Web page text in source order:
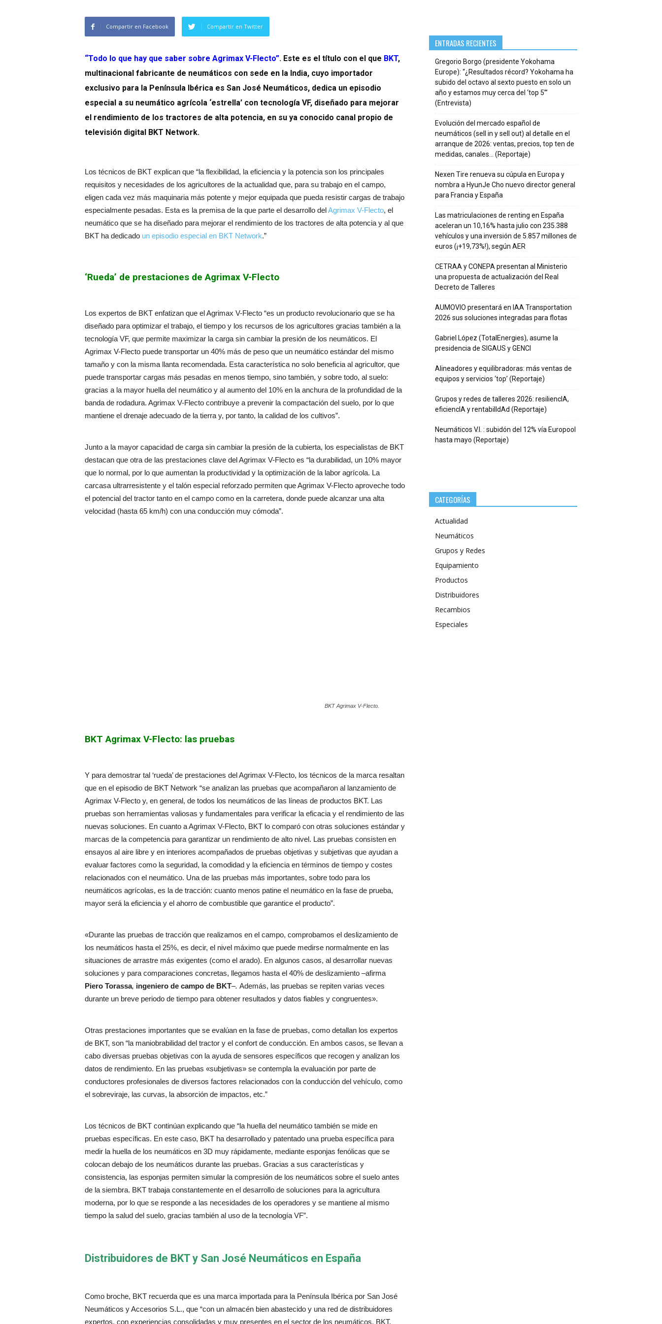
Compartir en Facebook Compartir en Twitter
“Todo lo que hay que saber sobre Agrimax V-Flecto”. Este es el título con el que BKT,
multinacional fabricante de neumáticos con sede en la India, cuyo importador
exclusivo para la Península Ibérica es San José Neumáticos, dedica un episodio
especial a su neumático agrícola ‘estrella’ con tecnología VF, diseñado para mejorar
el rendimiento de los tractores de alta potencia, en su ya conocido canal propio de
televisión digital BKT Network.
Los técnicos de BKT explican que “la flexibilidad, la eficiencia y la potencia son los principales
requisitos y necesidades de los agricultores de la actualidad que, para su trabajo en el campo,
eligen cada vez más maquinaria más potente y mejor equipada que pueda resistir cargas de trabajo
especialmente pesadas. Esta es la premisa de la que parte el desarrollo delAgrimax V-Flecto, el
neumático que se ha diseñado para mejorar el rendimiento de los tractores de alta potencia y al que
BKT ha dedicado un episodio especial en BKT Network.”
‘Rueda’ de prestaciones de Agrimax V-Flecto
Los expertos de BKT enfatizan que el Agrimax V-Flecto “es un producto revolucionario que se ha
diseñado para optimizar el trabajo, el tiempo y los recursos de los agricultores gracias también a la
tecnología VF, que permite maximizar la carga sin cambiar la presión de los neumáticos. El
Agrimax V-Flecto puede transportar un 40% más de peso que un neumático estándar del mismo
tamaño y con la misma llanta recomendada. Esta característica no solo beneficia al agricultor, que
puede transportar cargas más pesadas en menos tiempo, sino también, y sobre todo, al suelo:
gracias a la mayor huella del neumático y al aumento del 10% en la anchura de la profundidad de la
banda de rodadura. Agrimax V-Flecto contribuye a prevenir la compactación del suelo, por lo que
mantiene el drenaje adecuado de la tierra y, por tanto, la calidad de los cultivos”.
Junto a la mayor capacidad de carga sin cambiar la presión de la cubierta, los especialistas de BKT
destacan que otra de las prestaciones clave del Agrimax V-Flecto es “la durabilidad, un 10% mayor
que lo normal, por lo que aumentan la productividad y la optimización de la labor agrícola. La
carcasa ultrarresistente y el talón especial reforzado permiten que Agrimax V-Flecto aproveche todo
el potencial del tractor tanto en el campo como en la carretera, donde puede alcanzar una alta
velocidad (hasta 65 km/h) con una conducción muy cómoda”.
BKT Agrimax V-Flecto.
BKT Agrimax V-Flecto: las pruebas
Y para demostrar tal ‘rueda’ de prestaciones del Agrimax V-Flecto, los técnicos de la marca resaltan
que en el episodio de BKT Network “se analizan las pruebas que acompañaron al lanzamiento de
Agrimax V-Flecto y, en general, de todos los neumáticos de las líneas de productos BKT. Las
pruebas son herramientas valiosas y fundamentales para verificar la eficacia y el rendimiento de las
nuevas soluciones. En cuanto a Agrimax V-Flecto, BKT lo comparó con otras soluciones estándar y
marcas de la competencia para garantizar un rendimiento de alto nivel. Las pruebas consisten en
ensayos al aire libre y en interiores acompañados de pruebas objetivas y subjetivas que ayudan a
evaluar factores como la seguridad, la comodidad y la eficiencia en términos de tiempo y costes
relacionados con el neumático. Una de las pruebas más importantes, sobre todo para los
neumáticos agrícolas, es la de tracción: cuanto menos patine el neumático en la fase de prueba,
mayor será la eficiencia y el ahorro de combustible que garantice el producto”.
«Durante las pruebas de tracción que realizamos en el campo, comprobamos el deslizamiento de
los neumáticos hasta el 25%, es decir, el nivel máximo que puede medirse normalmente en las
situaciones de arrastre más exigentes (como el arado). En algunos casos, al desarrollar nuevas
soluciones y para comparaciones concretas, llegamos hasta el 40% de deslizamiento –afirma
Piero Torassa, ingeniero de campo de BKT–. Además, las pruebas se repiten varias veces
durante un breve periodo de tiempo para obtener resultados y datos fiables y congruentes».
Otras prestaciones importantes que se evalúan en la fase de pruebas, como detallan los expertos
de BKT, son “la maniobrabilidad del tractor y el confort de conducción. En ambos casos, se llevan a
cabo diversas pruebas objetivas con la ayuda de sensores específicos que recogen y analizan los
datos de rendimiento. En las pruebas «subjetivas» se contempla la evaluación por parte de
conductores profesionales de diversos factores relacionados con la conducción del vehículo, como
el sobreviraje, las curvas, la absorción de impactos, etc.”
Los técnicos de BKT continúan explicando que “la huella del neumático también se mide en
pruebas específicas. En este caso, BKT ha desarrollado y patentado una prueba específica para
medir la huella de los neumáticos en 3D muy rápidamente, mediante esponjas fenólicas que se
colocan debajo de los neumáticos durante las pruebas. Gracias a sus características y
consistencia, las esponjas permiten simular la compresión de los neumáticos sobre el suelo antes
de la siembra. BKT trabaja constantemente en el desarrollo de soluciones para la agricultura
moderna, por lo que se responde a las necesidades de los operadores y se mantiene al mismo
tiempo la salud del suelo, gracias también al uso de la tecnología VF”.
Distribuidores de BKT y San José Neumáticos en España
Como broche, BKT recuerda que es una marca importada para la Península Ibérica por San José
Neumáticos y Accesorios S.L., que “con un almacén bien abastecido y una red de distribuidores
expertos, con experiencias consolidadas y muy presentes en el sector de los neumáticos, BKT,
ENTRADAS RECIENTES
Gregorio Borgo (presidente Yokohama
Europe): “¿Resultados récord? Yokohama ha
subido del octavo al sexto puesto en solo un
año y estamos muy cerca del ‘top 5’”
(Entrevista)
Evolución del mercado español de
neumáticos (sell in y sell out) al detalle en el
arranque de 2026: ventas, precios, top ten de
medidas, canales… (Reportaje)
Nexen Tire renueva su cúpula en Europa y
nombra a HyunJe Cho nuevo director general
para Francia y España
Las matriculaciones de renting en España
aceleran un 10,16% hasta julio con 235.388
vehículos y una inversión de 5.857 millones de
euros (¡+19,73%!), según AER
CETRAA y CONEPA presentan al Ministerio
una propuesta de actualización del Real
Decreto de Talleres
AUMOVIO presentará en IAA Transportation
2026 sus soluciones integradas para flotas
Gabriel López (TotalEnergies), asume la
presidencia de SIGAUS y GENCI
Alineadores y equilibradoras: más ventas de
equipos y servicios ‘top’ (Reportaje)
Grupos y redes de talleres 2026: resiliencIA,
eficiencIA y rentabilIdAd (Reportaje)
Neumáticos V.I. : subidón del 12% vía Europool
hasta mayo (Reportaje)
CATEGORÍAS
Actualidad
Neumáticos
Grupos y Redes
Equipamiento
Productos
Distribuidores
Recambios
Especiales